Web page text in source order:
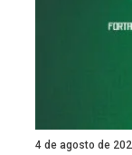
4 de agosto de